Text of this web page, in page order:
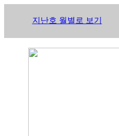
지난호 월별로 보기